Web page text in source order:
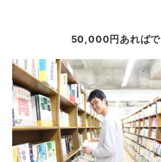
50,000円あればで